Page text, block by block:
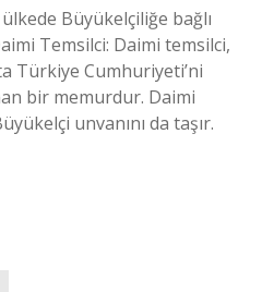
Büyükelçiliğe bağlı
Temsilci: Daimi temsilci,
Türkiye Cumhuriyeti’ni
bir memurdur. Daimi
unvanını da taşır.